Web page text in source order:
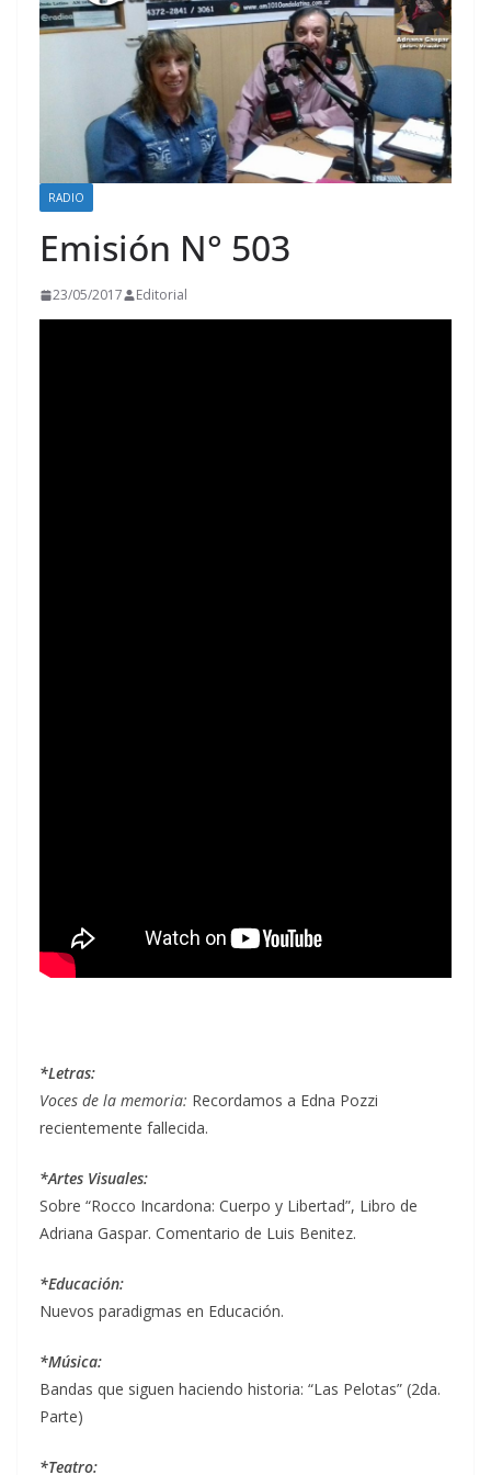
RADIO
Emisión N° 503
23/05/2017 Editorial
*Letras:
Voces de la memoria: Recordamos a Edna Pozzi
recientemente fallecida.
*Artes Visuales:
Sobre “Rocco Incardona: Cuerpo y Libertad”, Libro de
Adriana Gaspar. Comentario de Luis Benitez.
*Educación:
Nuevos paradigmas en Educación.
*Música:
Bandas que siguen haciendo historia: “Las Pelotas” (2da.
Parte)
*Teatro: